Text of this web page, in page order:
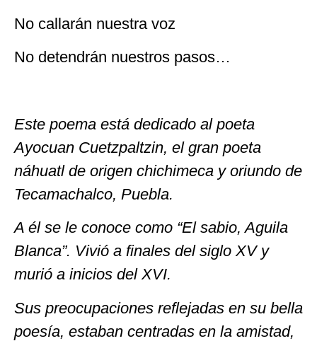
No callarán nuestra voz
No detendrán nuestros pasos…
Este poema está dedicado al poeta
Ayocuan Cuetzpaltzin, el gran poeta
náhuatl de origen chichimeca y oriundo de
Tecamachalco, Puebla.
A él se le conoce como “El sabio, Aguila
Blanca”. Vivió a finales del siglo XV y
murió a inicios del XVI.
Sus preocupaciones reflejadas en su bella
poesía, estaban centradas en la amistad,